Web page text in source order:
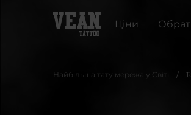
Ціни
Найбільша тату мережа у Світі